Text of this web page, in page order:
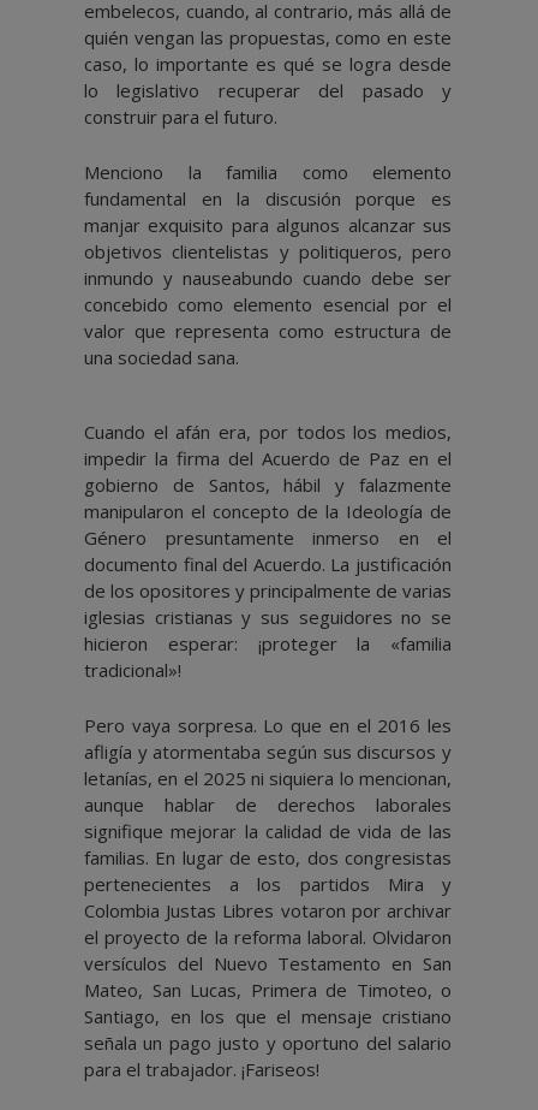
embelecos, cuando, al contrario, más allá de
quién vengan las propuestas, como en este
caso, lo importante es qué se logra desde
lo legislativo recuperar del pasado y
construir para el futuro.
Menciono la familia como elemento
fundamental en la discusión porque es
manjar exquisito para algunos alcanzar sus
objetivos clientelistas y politiqueros, pero
inmundo y nauseabundo cuando debe ser
concebido como elemento esencial por el
valor que representa como estructura de
una sociedad sana.
Cuando el afán era, por todos los medios,
impedir la firma del Acuerdo de Paz en el
gobierno de Santos, hábil y falazmente
manipularon el concepto de la Ideología de
Género presuntamente inmerso en el
documento final del Acuerdo. La justificación
de los opositores y principalmente de varias
iglesias cristianas y sus seguidores no se
hicieron esperar: ¡proteger la «familia
tradicional»!
Pero vaya sorpresa. Lo que en el 2016 les
afligía y atormentaba según sus discursos y
letanías, en el 2025 ni siquiera lo mencionan,
aunque hablar de derechos laborales
signifique mejorar la calidad de vida de las
familias. En lugar de esto, dos congresistas
pertenecientes a los partidos Mira y
Colombia Justas Libres votaron por archivar
el proyecto de la reforma laboral. Olvidaron
versículos del Nuevo Testamento en San
Mateo, San Lucas, Primera de Timoteo, o
Santiago, en los que el mensaje cristiano
señala un pago justo y oportuno del salario
para el trabajador. ¡Fariseos!